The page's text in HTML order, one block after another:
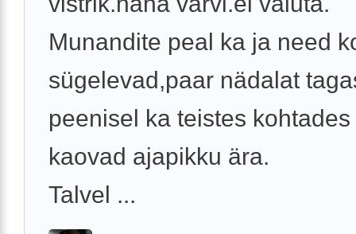
Munandite peal ka ja need
sügelevad,paar nädalat
peenisel ka teistes
kaovad ajapikku ära.
Talvel ...